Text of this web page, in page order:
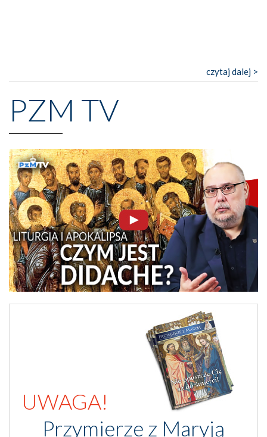
czytaj dalej >
PZM TV
UWAGA!
Przymierze z Maryją